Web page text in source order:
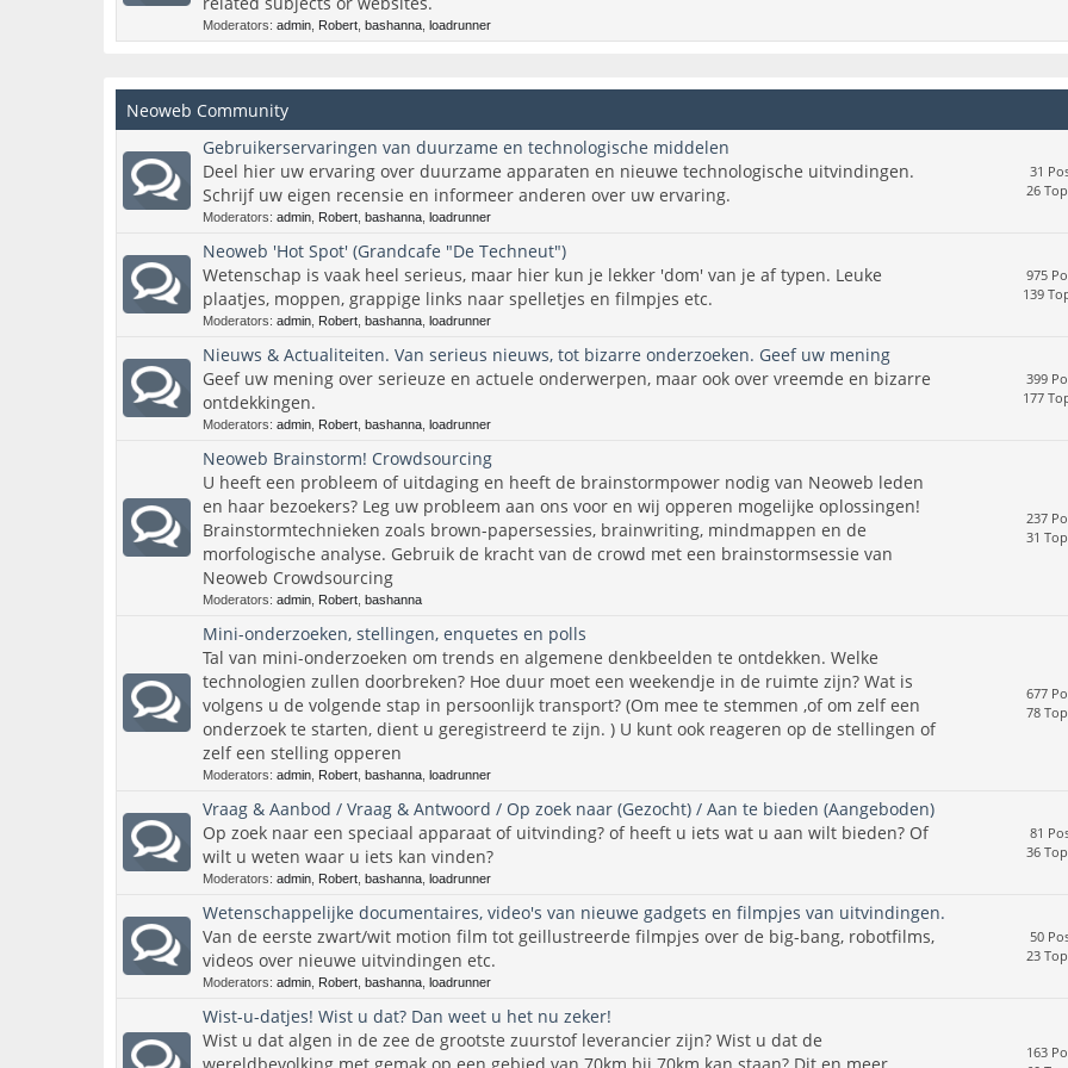
Moderators: admin Robert bashanna loadrunner
Neoweb Community
Gebruikerservaringen van duurzame en technologische middelen
Deel hier uw ervaring over duurzame apparaten en nieuwe technologische uitvindingen.
Schrijf uw eigen recensie en informeer anderen over uw ervaring.
Moderators: admin Robert bashanna loadrunner
31
26
Neoweb 'Hot Spot' (Grandcafe "De Techneut")
Wetenschap is vaak heel serieus, maar hier kun je lekker 'dom' van je af typen. Leuke
plaatjes, moppen, grappige links naar spelletjes en filmpjes etc.
Moderators: admin Robert bashanna loadrunner
975
139
Nieuws & Actualiteiten. Van serieus nieuws, tot bizarre onderzoeken. Geef uw mening
Geef uw mening over serieuze en actuele onderwerpen, maar ook over vreemde en bizarre
ontdekkingen.
Moderators: admin Robert bashanna loadrunner
399
177
Neoweb Brainstorm! Crowdsourcing
U heeft een probleem of uitdaging en heeft de brainstormpower nodig van Neoweb leden
en haar bezoekers? Leg uw probleem aan ons voor en wij opperen mogelijke oplossingen!
Brainstormtechnieken zoals brown-papersessies, brainwriting, mindmappen en de
morfologische analyse. Gebruik de kracht van de crowd met een brainstormsessie van
Neoweb Crowdsourcing
Moderators: admin Robert bashanna
237
31
Mini-onderzoeken, stellingen, enquetes en polls
Tal van mini-onderzoeken om trends en algemene denkbeelden te ontdekken. Welke
technologien zullen doorbreken? Hoe duur moet een weekendje in de ruimte zijn? Wat is
volgens u de volgende stap in persoonlijk transport? (Om mee te stemmen ,of om zelf een
onderzoek te starten, dient u geregistreerd te zijn. ) U kunt ook reageren op de stellingen of
zelf een stelling opperen
Moderators: admin Robert bashanna loadrunner
677
78
Vraag & Aanbod / Vraag & Antwoord / Op zoek naar (Gezocht) / Aan te bieden (Aangeboden)
Op zoek naar een speciaal apparaat of uitvinding? of heeft u iets wat u aan wilt bieden? Of
wilt u weten waar u iets kan vinden?
Moderators: admin Robert bashanna loadrunner
81
36
Wetenschappelijke documentaires, video's van nieuwe gadgets en filmpjes van uitvindingen.
Van de eerste zwart/wit motion film tot geillustreerde filmpjes over de big-bang, robotfilms,
videos over nieuwe uitvindingen etc.
Moderators: admin Robert bashanna loadrunner
50
23
Wist-u-datjes! Wist u dat? Dan weet u het nu zeker!
Wist u dat algen in de zee de grootste zuurstof leverancier zijn? Wist u dat de
163